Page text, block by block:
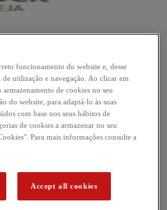
funcionamento do website e, desse
utilização e navegação. Ao clicar em
de cookies no seu
do website, para adaptá-lo às suas
com base nos seus hábitos de
de cookies a armazenar no seu
Para mais informações consulte a
Accept all cookies